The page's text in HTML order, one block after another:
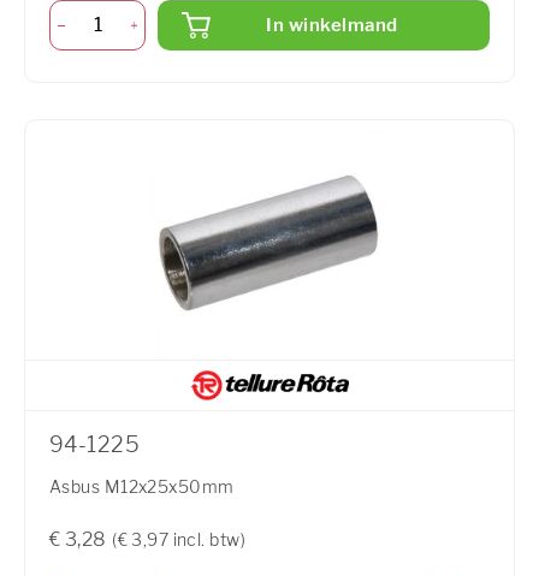
In winkelmand
94-1225
Asbus M12x25x50mm
€ 3,28 (€ 3,97 incl. btw)